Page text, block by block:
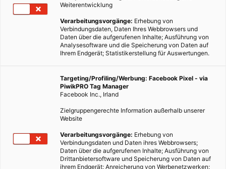
Weiterentwicklung
Verarbeitungsvorgänge: Erhebung von
Verbindungsdaten, Daten Ihres Webbrowsers und
Daten über die aufgerufenen Inhalte; Ausführung von
Analysesoftware und die Speicherung von Daten auf
Ihrem Endgerät; Statistikerstellung für Auswertungen.
Targeting/Profiling/Werbung: Facebook Pixel - via
PiwikPRO Tag Manager
Facebook Inc., Irland
Zielgruppengerechte Information außerhalb unserer
Website
Verarbeitungsvorgänge: Erhebung von
Verbindungsdaten und Daten ihres Webbrowsers;
Daten über die aufgerufenen Inhalte; Ausführung von
Drittanbietersoftware und Speicherung von Daten auf
ihrem Endgerät; Anreicherung von Werbenetzwerken;